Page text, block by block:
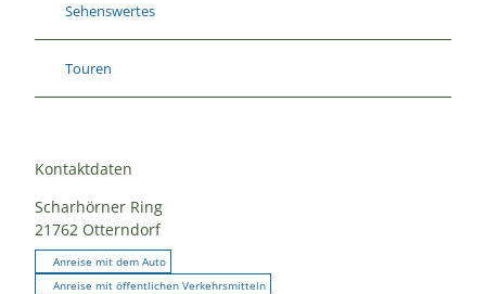
Sehenswertes
Touren
Kontaktdaten
Scharhörner Ring
21762 Otterndorf
Anreise mit dem Auto
Anreise mit öffentlichen Verkehrsmitteln